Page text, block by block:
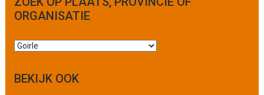
ORGANISATIE
Z
k
BEKIJK OOK